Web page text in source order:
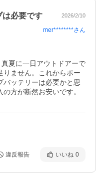
は必要です 2026/2/10
mer********さん
夏に一日アウトドアーで
りません。これからポー
バッテリーは必要かと思
方が断然お安いです。
違反報告 いいね 0